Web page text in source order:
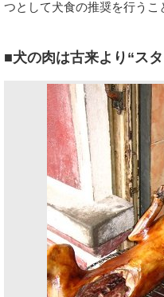
つとして犬食の推奨を行うこ
■犬の肉は古来より“ス